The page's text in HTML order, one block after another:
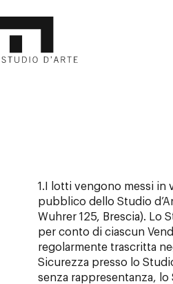
1.I lotti vengono messi in
pubblico dello Studio
Wuhrer 125, Brescia). Lo
per conto di ciascun
regolarmente trascritta
Sicurezza presso lo
senza rappresentanza, lo